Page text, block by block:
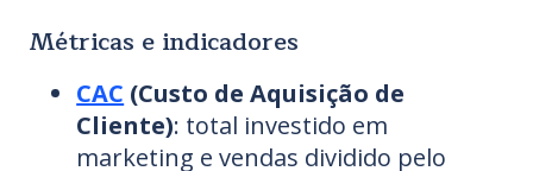
Métricas e indicadores
CAC (Custo de Aquisição de
Cliente): total investido em
marketing e vendas dividido pelo